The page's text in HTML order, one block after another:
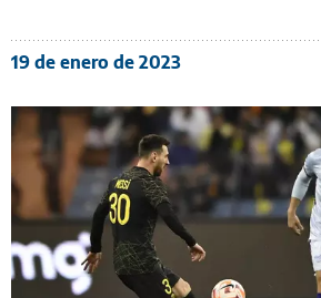
19 de enero de 2023